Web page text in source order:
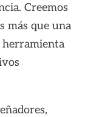
Creemos
más que una
herramienta